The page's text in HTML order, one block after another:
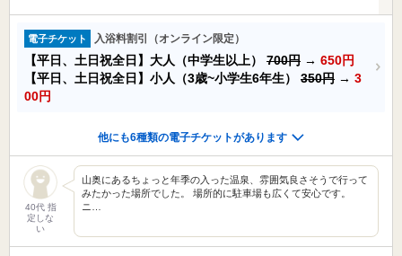
電子チケット 入浴料割引（オンライン限定）
【平日、土日祝全日】大人（中学生以上） 700円 → 650円
【平日、土日祝全日】小人（3歳~小学生6年生） 350円 → 3
00円
他にも6種類の電子チケットがあります
40代 指
定しな
い
山奥にあるちょっと年季の入った温泉、雰囲気良さそうで行って
みたかった場所でした。 場所的に駐車場も広くて安心です。
ニ…